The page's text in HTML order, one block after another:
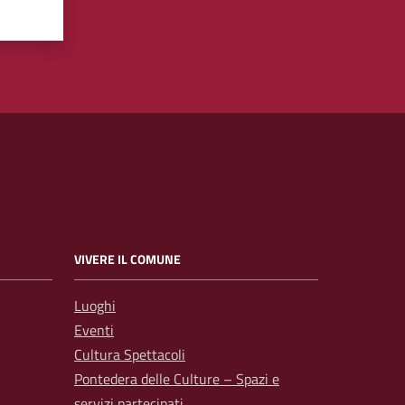
VIVERE IL COMUNE
Luoghi
Eventi
Cultura Spettacoli
Pontedera delle Culture – Spazi e